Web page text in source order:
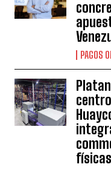
PAGOS
físicas